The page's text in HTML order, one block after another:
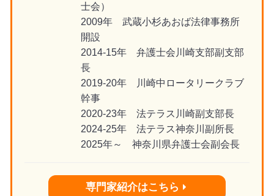
士会）
2009年 武蔵小杉あおば法律事務所
開設
2014-15年 弁護士会川崎支部副支部
長
2019-20年 川崎中ロータリークラブ
幹事
2020-23年 法テラス川崎副支部長
2024-25年 法テラス神奈川副所長
2025年～ 神奈川県弁護士会副会長
専門家紹介はこちら